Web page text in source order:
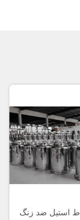
استیل ضد زنگ